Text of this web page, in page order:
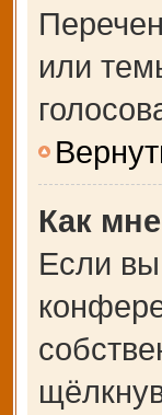
или
Как
Если